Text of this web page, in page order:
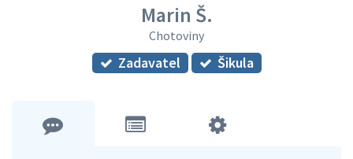
Marin Š.
Chotoviny
Zadavatel Šikula